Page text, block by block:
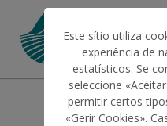
Este sítio utiliza
experiência de
estatísticos. Se
seleccione
permitir certos
«Gerir Cookies».